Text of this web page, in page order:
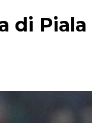
di Piala